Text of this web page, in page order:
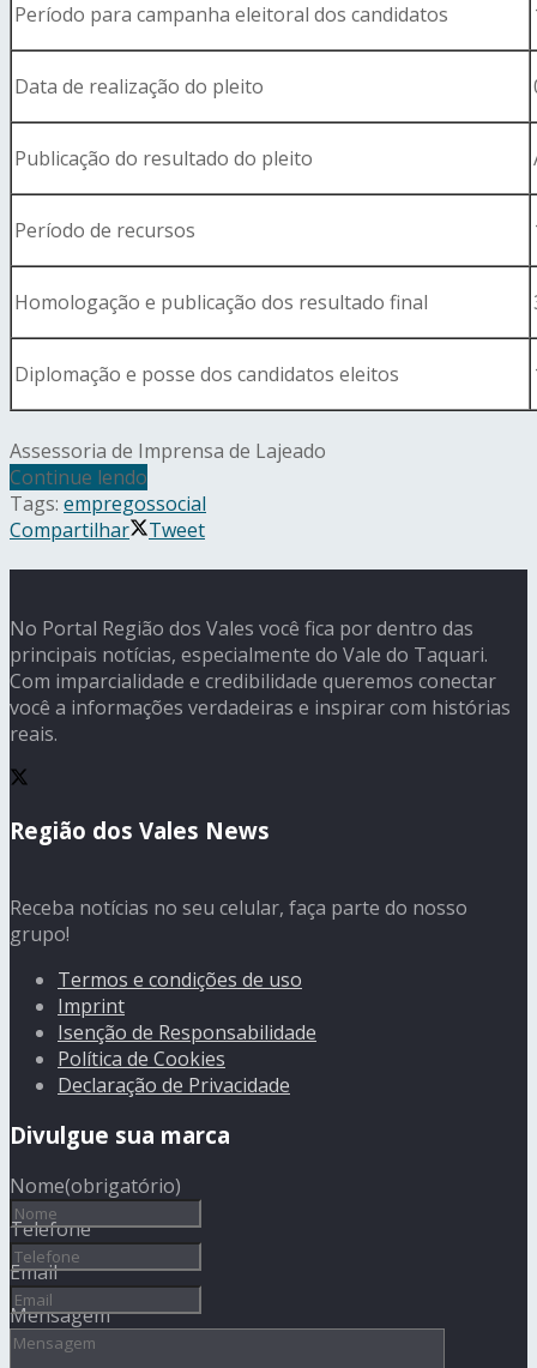
Período para campanha eleitoral dos candidatos
Data de realização do pleito
Publicação do resultado do pleito
Período de recursos
Homologação e publicação dos resultado final
Diplomação e posse dos candidatos eleitos
Assessoria de Imprensa de Lajeado
Continue lendo
Tags: empregossocial
Compartilhar
Tweet
No Portal Região dos Vales você fica por dentro das
principais notícias, especialmente do Vale do Taquari.
Com imparcialidade e credibilidade queremos conectar
você a informações verdadeiras e inspirar com histórias
reais.
Região dos Vales News
Receba notícias no seu celular, faça parte do nosso
grupo!
Termos e condições de uso
Imprint
Isenção de Responsabilidade
Política de Cookies
Declaração de Privacidade
Divulgue sua marca
Nome(obrigatório)
Telefone
Email
Mensagem